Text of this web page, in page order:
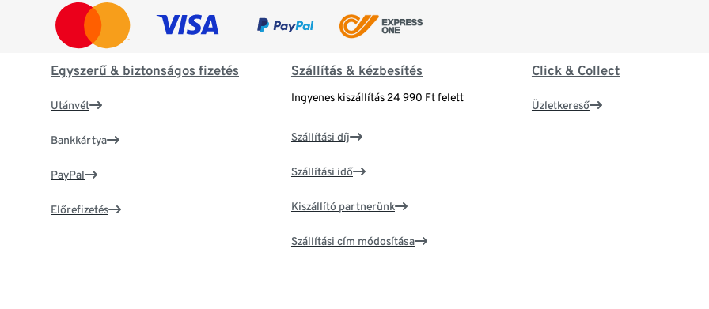
Egyszerű & biztonságos fizetés
Utánvét
Bankkártya
PayPal
Előrefizetés
Szállítás & kézbesítés
Ingyenes kiszállítás 24 990 Ft felett
Szállítási díj
Szállítási idő
Kiszállító partnerünk
Szállítási cím módosítása
Click & Collect
Üzletkereső